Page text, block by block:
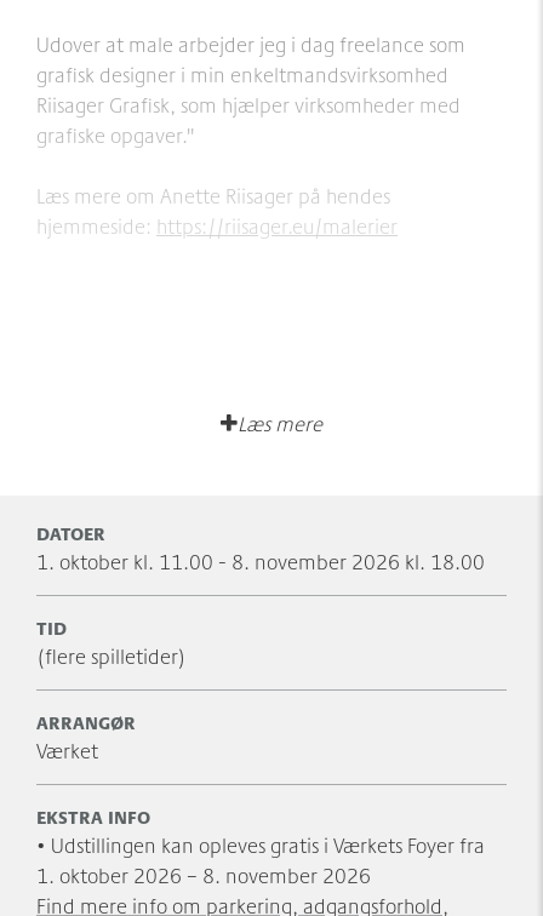
Udover at male arbejder jeg i dag freelance som
grafisk designer i min enkeltmandsvirksomhed
Riisager Grafisk, som hjælper virksomheder med
grafiske opgaver."
Læs mere om Anette Riisager på hendes
hjemmeside: https://riisager.eu/malerier
Læs mere
DATOER
1. oktober kl. 11.00 - 8. november 2026 kl. 18.00
TID
(flere spilletider)
ARRANGØR
Værket
EKSTRA INFO
• Udstillingen kan opleves gratis i Værkets Foyer fra
1. oktober 2026 – 8. november 2026
Find mere info om parkering, adgangsforhold,